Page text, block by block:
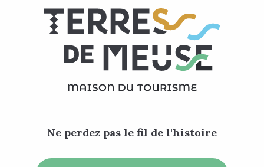
Ne perdez pas le fil de l'histoire